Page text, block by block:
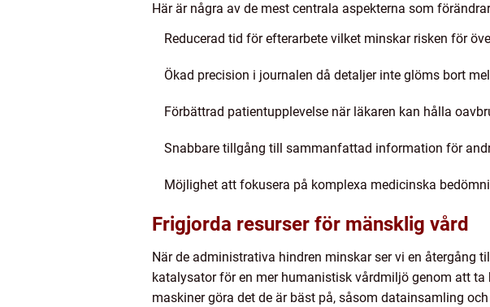
Här är några av de mest centrala aspekterna som
Reducerad tid för efterarbete vilket minskar risken för
Ökad precision i journalen då detaljer inte glöms bort
Förbättrad patientupplevelse när läkaren kan hålla
Snabbare tillgång till sammanfattad information för
Möjlighet att fokusera på komplexa medicinska
Frigjorda resurser för mänsklig vård
När de administrativa hindren minskar ser vi en återgång
katalysator för en mer humanistisk vårdmiljö genom att
maskiner göra det de är bäst på, såsom datainsamling